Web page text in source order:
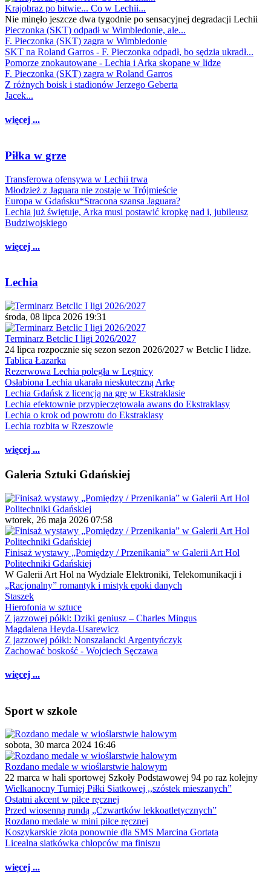
Krajobraz po bitwie... Co w Lechii...
Nie minęło jeszcze dwa tygodnie po sensacyjnej degradacji Lechii
Pieczonka (SKT) odpadł w Wimbledonie, ale...
F. Pieczonka (SKT) zagra w Wimbledonie
SKT na Roland Garros - F. Pieczonka odpadł, bo sędzia ukradł...
Pomorze znokautowane - Lechia i Arka skopane w lidze
F. Pieczonka (SKT) zagra w Roland Garros
Z różnych boisk i stadionów Jerzego Geberta
Jacek...
więcej ...
Piłka w grze
Transferowa ofensywa w Lechii trwa
Młodzież z Jaguara nie zostaje w Trójmieście
Europa w Gdańsku*Stracona szansa Jaguara?
Lechia już świętuje, Arka musi postawić kropkę nad i, jubileusz
Budziwojskiego
więcej ...
Lechia
środa, 08 lipca 2026 19:31
Terminarz Betclic I ligi 2026/2027
24 lipca rozpocznie się sezon sezon 2026/2027 w Betclic I lidze.
Tablica Łazarka
Rezerwowa Lechia poległa w Legnicy
Osłabiona Lechia ukarała nieskuteczną Arkę
Lechia Gdańsk z licencją na grę w Ekstraklasie
Lechia efektownie przypieczętowała awans do Ekstraklasy
Lechia o krok od powrotu do Ekstraklasy
Lechia rozbita w Rzeszowie
więcej ...
Galeria Sztuki Gdańskiej
wtorek, 26 maja 2026 07:58
Finisaż wystawy „Pomiędzy / Przenikania” w Galerii Art Hol
Politechniki Gdańskiej
W Galerii Art Hol na Wydziale Elektroniki, Telekomunikacji i
„Racjonalny” romantyk i mistyk epoki danych
Staszek
Hierofonia w sztuce
Z jazzowej półki: Dziki geniusz – Charles Mingus
Magdalena Heyda-Usarewicz
Z jazzowej półki: Nonszalancki Argentyńczyk
Zachować boskość - Wojciech Sęczawa
więcej ...
Sport w szkole
sobota, 30 marca 2024 16:46
Rozdano medale w wioślarstwie halowym
22 marca w hali sportowej Szkoły Podstawowej 94 po raz kolejny
Wielkanocny Turniej Piłki Siatkowej ,,szóstek mieszanych”
Ostatni akcent w piłce ręcznej
Przed wiosenną rundą „Czwartków lekkoatletycznych”
Rozdano medale w mini piłce ręcznej
Koszykarskie złota ponownie dla SMS Marcina Gortata
Licealna siatkówka chłopców ma finiszu
więcej ...